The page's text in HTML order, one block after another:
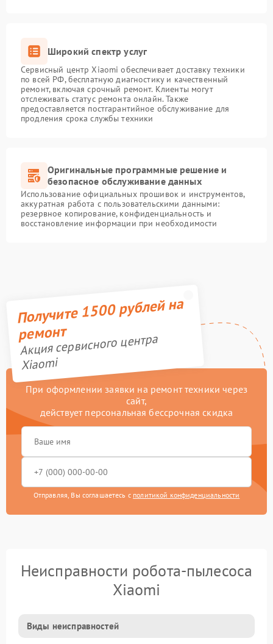
Широкий спектр услуг
Сервисный центр Xiaomi обеспечивает доставку техники
по всей РФ, бесплатную диагностику и качественный
ремонт, включая срочный ремонт. Клиенты могут
отслеживать статус ремонта онлайн. Также
предоставляется постгарантийное обслуживание для
продления срока службы техники
Оригинальные программные решение и
безопасное обслуживание данных
Использование официальных прошивок и инструментов,
аккуратная работа с пользовательскими данными:
резервное копирование, конфиденциальность и
восстановление информации при необходимости
Получите 1500 рублей на
ремонт
Акция сервисного центра
Xiaomi
При оформлении заявки на ремонт техники через
сайт,
действует персональная бессрочная скидка
Отправляя, Вы соглашаетесь с политикой конфиденциальности
Неисправности робота-пылесоса
Xiaomi
Виды неисправностей